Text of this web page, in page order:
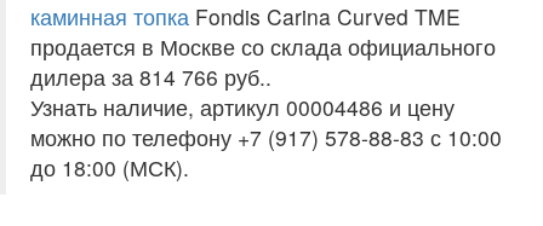
каминная топка Fondis Carina Curved TME
продается в Москве со склада официального
дилера за 814 766 руб..
Узнать наличие, артикул 00004486 и цену
можно по телефону +7 (917) 578-88-83 с 10:00
до 18:00 (МСК).